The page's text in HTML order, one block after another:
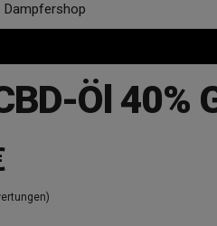
Dampfershop
Öl 40%